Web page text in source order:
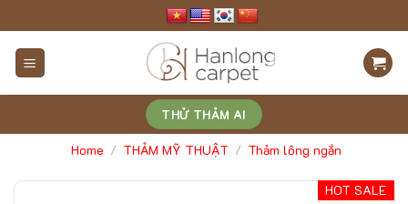
to
content
THỬ THẢM AI
Home / THẢM MỸ THUẬT / Thảm lông ngắn
HOT SALE